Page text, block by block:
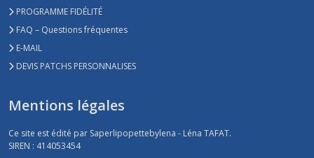
PROGRAMME FIDÉLITÉ
FAQ – Questions fréquentes
E-MAIL
DEVIS PATCHS PERSONNALISES
Mentions légales
Ce site est édité par Saperlipopettebylena - Léna TAFAT.
SIREN : 414053454